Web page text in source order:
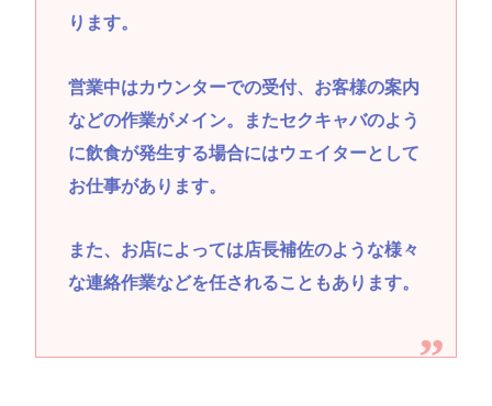
ります。
営業中はカウンターでの受付、お客様の案内
などの作業がメイン。またセクキャバのよう
に飲食が発生する場合にはウェイターとして
お仕事があります。
また、お店によっては店長補佐のような様々
な連絡作業などを任されることもあります。